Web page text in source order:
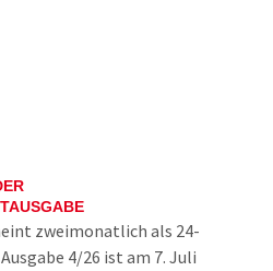
zweimonatlich als 24-
4/26 ist am 7. Juli